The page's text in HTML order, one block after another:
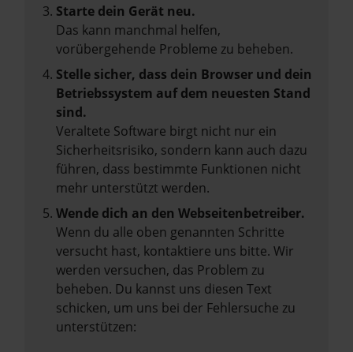
Starte dein Gerät neu.
Das kann manchmal helfen,
vorübergehende Probleme zu beheben.
Stelle sicher, dass dein Browser und dein
Betriebssystem auf dem neuesten Stand
sind.
Veraltete Software birgt nicht nur ein
Sicherheitsrisiko, sondern kann auch dazu
führen, dass bestimmte Funktionen nicht
mehr unterstützt werden.
Wende dich an den Webseitenbetreiber.
Wenn du alle oben genannten Schritte
versucht hast, kontaktiere uns bitte. Wir
werden versuchen, das Problem zu
beheben. Du kannst uns diesen Text
schicken, um uns bei der Fehlersuche zu
unterstützen: